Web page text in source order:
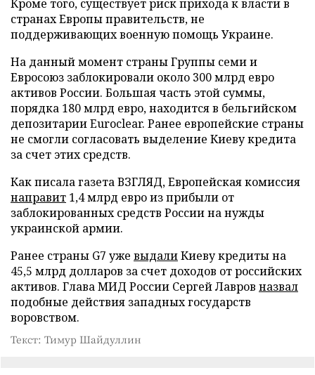
Кроме того, существует риск прихода к власти в
странах Европы правительств, не
поддерживающих военную помощь Украине.
На данный момент страны Группы семи и
Евросоюз заблокировали около 300 млрд евро
активов России. Большая часть этой суммы,
порядка 180 млрд евро, находится в бельгийском
депозитарии Euroclear. Ранее европейские страны
не смогли согласовать выделение Киеву кредита
за счет этих средств.
Как писала газета ВЗГЛЯД, Европейская комиссия
направит 1,4 млрд евро из прибыли от
заблокированных средств России на нужды
украинской армии.
Ранее страны G7 уже выдалиКиеву кредиты на
45,5 млрд долларов за счет доходов от российских
активов. Глава МИД России Сергей Лавров назвал
подобные действия западных государств
воровством.
Текст: Тимур Шайдуллин